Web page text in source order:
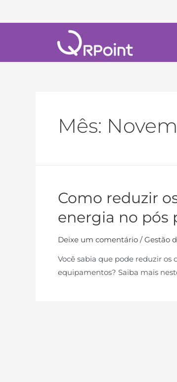
Mês:
Como reduzir
energia no pós
Deixe um comentário /Gestão
Você sabia que pode reduzir os
equipamentos? Saiba mais